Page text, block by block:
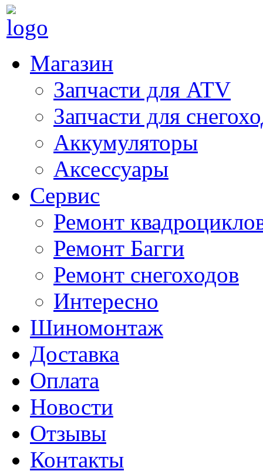
Магазин
Запчасти для ATV
Запчасти для
Аккумуляторы
Аксессуары
Сервис
Ремонт
Ремонт Багги
Ремонт снегоходов
Интересно
Шиномонтаж
Доставка
Оплата
Новости
Отзывы
Контакты